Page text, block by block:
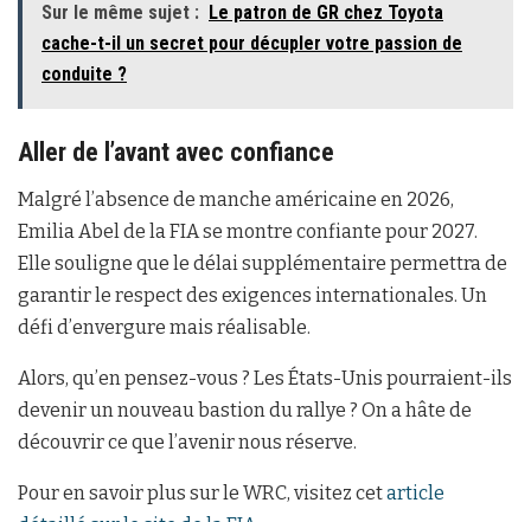
Sur le même sujet : Le patron de GR chez Toyota
cache-t-il un secret pour décupler votre passion de
conduite ?
Aller de l’avant avec confiance
Malgré l’absence de manche américaine en 2026,
Emilia Abel de la FIA se montre confiante pour 2027.
Elle souligne que le délai supplémentaire permettra de
garantir le respect des exigences internationales. Un
défi d’envergure mais réalisable.
Alors, qu’en pensez-vous ? Les États-Unis pourraient-ils
devenir un nouveau bastion du rallye ? On a hâte de
découvrir ce que l’avenir nous réserve.
Pour en savoir plus sur le WRC, visitez cetarticle